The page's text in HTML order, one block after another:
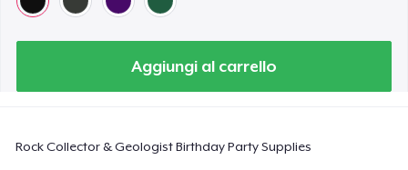
Aggiungi al carrello
Rock Collector & Geologist Birthday Party Supplies